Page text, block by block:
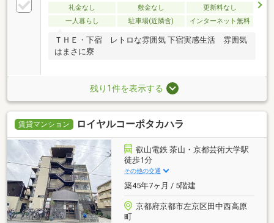
礼金なし 敷金なし
更新料なし
一人暮らし
駐車場(近隣含) インターネット無料
ＴＨＥ・下宿 レトロな雰囲気 下宿実感生活 雰囲気
はまさに寮
残り1件を表示する
賃貸マンション ロイヤルコーポタカハラ
叡山電鉄 茶山・京都芸術大学駅
徒歩1分
その他の交通
築45年7ヶ月 / 5階建
京都府京都市左京区田中西高原
町